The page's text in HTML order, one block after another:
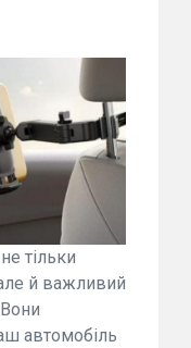
тільки
й важливий
автомобіль